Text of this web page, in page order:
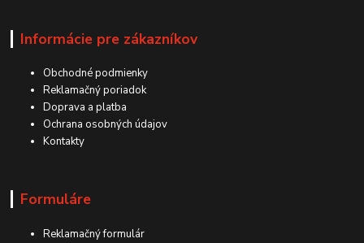
Informácie pre zákazníkov
Obchodné podmienky
Reklamačný poriadok
Doprava a platba
Ochrana osobných údajov
Kontakty
Formuláre
Reklamačný formulár